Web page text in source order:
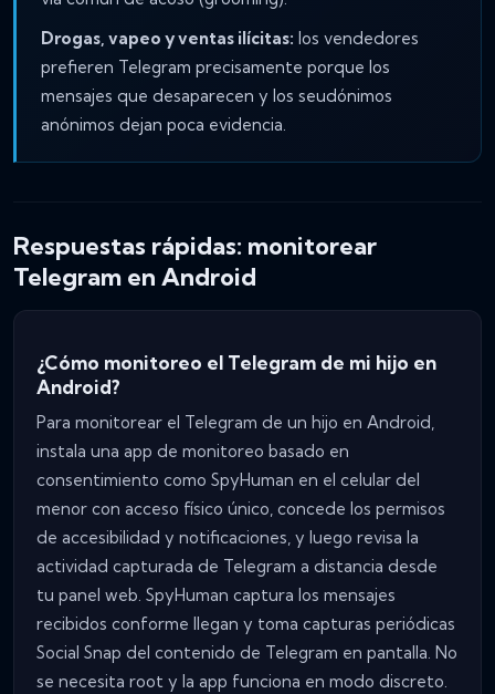
Drogas, vapeo y ventas ilícitas: los vendedores
prefieren Telegram precisamente porque los
mensajes que desaparecen y los seudónimos
anónimos dejan poca evidencia.
Respuestas rápidas: monitorear
Telegram en Android
¿Cómo monitoreo el Telegram de mi hijo en
Android?
Para monitorear el Telegram de un hijo en Android,
instala una app de monitoreo basado en
consentimiento como SpyHuman en el celular del
menor con acceso físico único, concede los permisos
de accesibilidad y notificaciones, y luego revisa la
actividad capturada de Telegram a distancia desde
tu panel web. SpyHuman captura los mensajes
recibidos conforme llegan y toma capturas periódicas
Social Snap del contenido de Telegram en pantalla. No
se necesita root y la app funciona en modo discreto.